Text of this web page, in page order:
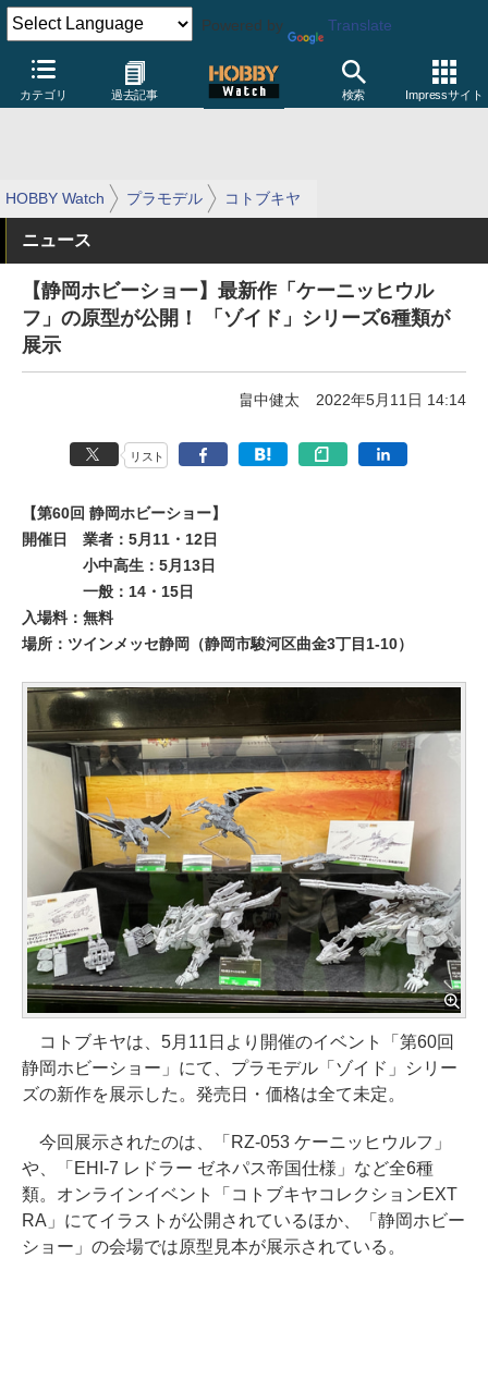
Powered by Translate
カテゴリ 過去記事 検索 Impressサイト
HOBBY Watch プラモデル コトブキヤ
ニュース
【静岡ホビーショー】最新作「ケーニッヒウル
フ」の原型が公開！ 「ゾイド」シリーズ6種類が
展示
畠中健太 2022年5月11日 14:14
リスト
【第60回 静岡ホビーショー】
開催日
業者：5月11・12日
小中高生：5月13日
一般：14・15日
入場料：無料
場所：ツインメッセ静岡（静岡市駿河区曲金3丁目1-10）
コトブキヤは、5月11日より開催のイベント「第60回
静岡ホビーショー」にて、プラモデル「ゾイド」シリー
ズの新作を展示した。発売日・価格は全て未定。
今回展示されたのは、「RZ-053 ケーニッヒウルフ」
や、「EHI-7 レドラー ゼネパス帝国仕様」など全6種
類。オンラインイベント「コトブキヤコレクションEXT
RA」にてイラストが公開されているほか、「静岡ホビー
ショー」の会場では原型見本が展示されている。